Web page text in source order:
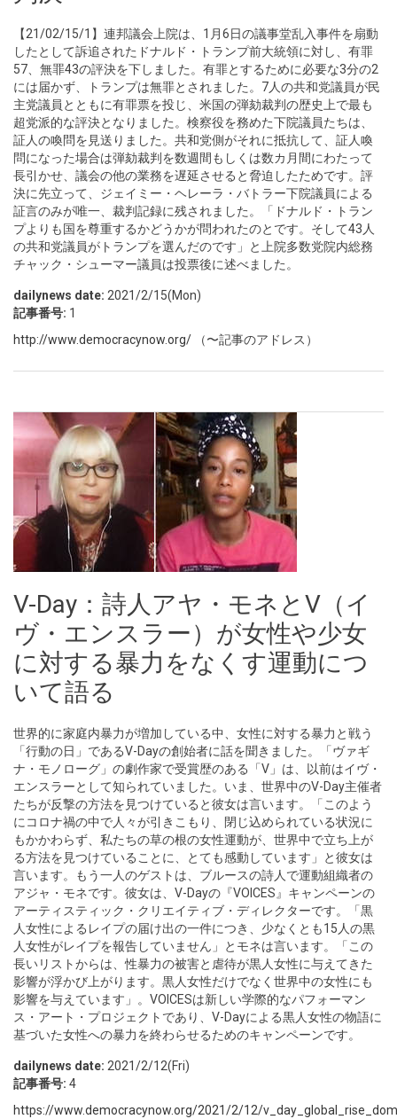
【21/02/15/1】連邦議会上院は、1月6日の議事堂乱入事件を扇動
したとして訴追されたドナルド・トランプ前大統領に対し、有罪
57、無罪43の評決を下しました。有罪とするために必要な3分の2
には届かず、トランプは無罪とされました。7人の共和党議員が民
主党議員とともに有罪票を投じ、米国の弾劾裁判の歴史上で最も
超党派的な評決となりました。検察役を務めた下院議員たちは、
証人の喚問を見送りました。共和党側がそれに抵抗して、証人喚
問になった場合は弾劾裁判を数週間もしくは数カ月間にわたって
長引かせ、議会の他の業務を遅延させると脅迫したためです。評
決に先立って、ジェイミー・ヘレーラ・バトラー下院議員による
証言のみが唯一、裁判記録に残されました。「ドナルド・トラン
プよりも国を尊重するかどうかが問われたのとです。そして43人
の共和党議員がトランプを選んだのです」と上院多数党院内総務
チャック・シューマー議員は投票後に述べました。
dailynews date: 2021/2/15(Mon)
記事番号: 1
http://www.democracynow.org/
（〜記事のアドレス）
V-Day：詩人アヤ・モネとV（イ
ヴ・エンスラー）が女性や少女
に対する暴力をなくす運動につ
いて語る
世界的に家庭内暴力が増加している中、女性に対する暴力と戦う
「行動の日」であるV-Dayの創始者に話を聞きました。「ヴァギ
ナ・モノローグ」の劇作家で受賞歴のある「V」は、以前はイヴ・
エンスラーとして知られていました。いま、世界中のV-Day主催者
たちが反撃の方法を見つけていると彼女は言います。「このよう
にコロナ禍の中で人々が引きこもり、閉じ込められている状況に
もかかわらず、私たちの草の根の女性運動が、世界中で立ち上が
る方法を見つけていることに、とても感動しています」と彼女は
言います。もう一人のゲストは、ブルースの詩人で運動組織者の
アジャ・モネです。彼女は、V-Dayの『VOICES』キャンペーンの
アーティスティック・クリエイティブ・ディレクターです。「黒
人女性によるレイプの届け出の一件につき、少なくとも15人の黒
人女性がレイプを報告していません」とモネは言います。「この
長いリストからは、性暴力の被害と虐待が黒人女性に与えてきた
影響が浮かび上がります。黒人女性だけでなく世界中の女性にも
影響を与えています」。VOICESは新しい学際的なパフォーマン
ス・アート・プロジェクトであり、V-Dayによる黒人女性の物語に
基づいた女性への暴力を終わらせるためのキャンペーンです。
dailynews date: 2021/2/12(Fri)
記事番号: 4
https://www.democracynow.org/2021/2/12/